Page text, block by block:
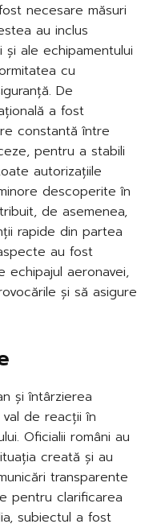
necesare măsuri
au inclus
ale echipamentului
cu
De
a fost
constantă între
pentru a stabili
autorizațiile
descoperite în
de asemenea,
rapide din partea
au fost
echipajul aeronavei,
și să asigure
și întârzierea
de reacții în
Oficialii români au
creată și au
transparente
pentru clarificarea
subiectul a fost